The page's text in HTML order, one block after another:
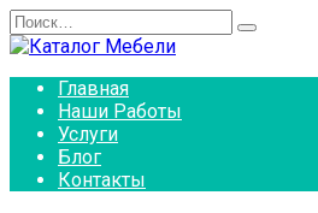
Перейти
к
Search
for:
Главная
Наши Работы
Услуги
Блог
Контакты